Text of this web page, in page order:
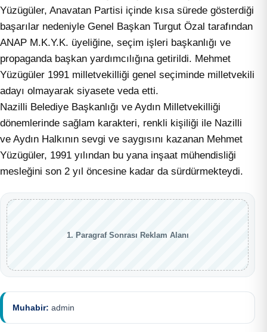
Yüzügüler, Anavatan Partisi içinde kısa sürede gösterdiği
başarılar nedeniyle Genel Başkan Turgut Özal tarafından
ANAP M.K.Y.K. üyeliğine, seçim işleri başkanlığı ve
propaganda başkan yardımcılığına getirildi. Mehmet
Yüzügüler 1991 milletvekilliği genel seçiminde milletvekili
adayı olmayarak siyasete veda etti.
Nazilli Belediye Başkanlığı ve Aydın Milletvekilliği
dönemlerinde sağlam karakteri, renkli kişiliği ile Nazilli
ve Aydın Halkının sevgi ve saygısını kazanan Mehmet
Yüzügüler, 1991 yılından bu yana inşaat mühendisliği
mesleğini son 2 yıl öncesine kadar da sürdürmekteydi.
1. Paragraf Sonrası Reklam Alanı
Muhabir: admin